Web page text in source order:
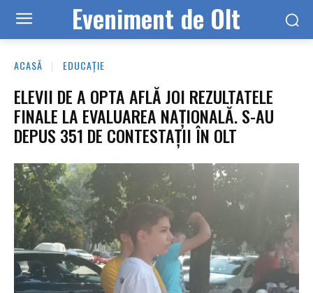
Eveniment de Olt
ACASĂ EDUCAȚIE
ELEVII DE A OPTA AFLĂ JOI REZULTATELE
FINALE LA EVALUAREA NAȚIONALĂ. S-AU
DEPUS 351 DE CONTESTAȚII ÎN OLT